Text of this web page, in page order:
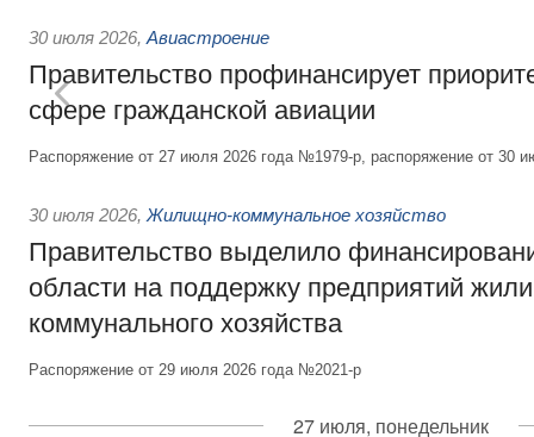
30 июля 2026, Авиастроение
Правительство профинансирует
сфере гражданской авиации
Распоряжение от 27 июля 2026 года №1979-р, распоряжение от 30
30 июля 2026, Жилищно-коммунальное хозяйство
Правительство выделило
области на поддержку предприятий
коммунального хозяйства
Распоряжение от 29 июля 2026 года №2021-р
27 июля, понедельник